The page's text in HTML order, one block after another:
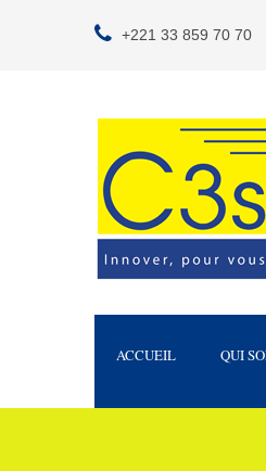
+221 33 859 70 70
ACCUEIL QUI